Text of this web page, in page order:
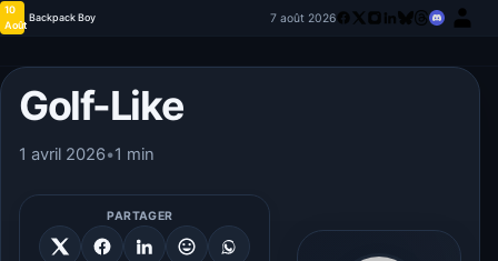
10
Août
Backpack Boy 7 août 2026
Golf-Like
1 avril 2026•1 min
PARTAGER